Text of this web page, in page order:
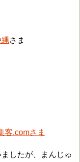
さま
客.comさま
したが、まんじゅ